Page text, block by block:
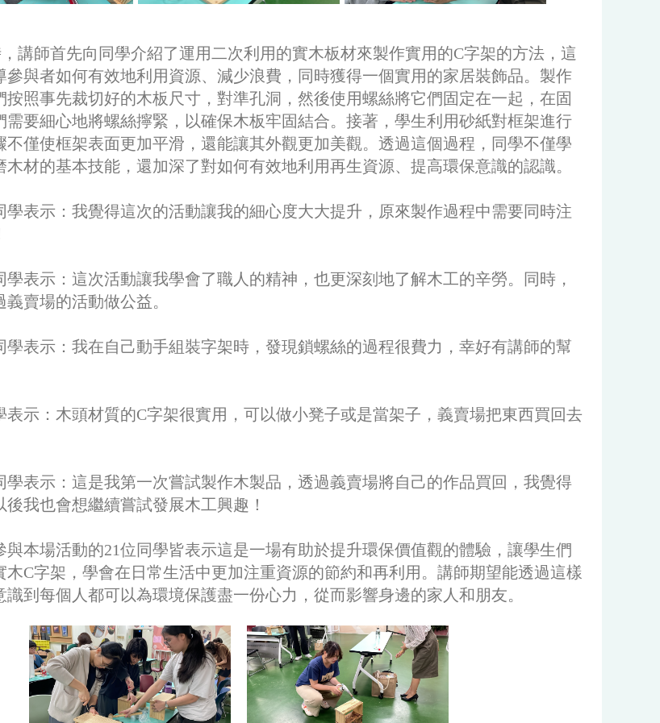
講師首先向同學介紹了運用二次利用的實木板材來製作實用的C字架的方法，這
參與者如何有效地利用資源、減少浪費，同時獲得一個實用的家居裝飾品。製作
按照事先裁切好的木板尺寸，對準孔洞，然後使用螺絲將它們固定在一起，在固
需要細心地將螺絲擰緊，以確保木板牢固結合。接著，學生利用砂紙對框架進行
不僅使框架表面更加平滑，還能讓其外觀更加美觀。透過這個過程，同學不僅學
木材的基本技能，還加深了對如何有效地利用再生資源、提高環保意識的認識。
學表示：我覺得這次的活動讓我的細心度大大提升，原來製作過程中需要同時注
學表示：這次活動讓我學會了職人的精神，也更深刻地了解木工的辛勞。同時，
賣場的活動做公益。
學表示：我在自己動手組裝字架時，發現鎖螺絲的過程很費力，幸好有講師的幫
表示：木頭材質的C字架很實用，可以做小凳子或是當架子，義賣場把東西買回去
學表示：這是我第一次嘗試製作木製品，透過義賣場將自己的作品買回，我覺得
我也會想繼續嘗試發展木工興趣！
與本場活動的21位同學皆表示這是一場有助於提升環保價值觀的體驗，讓學生們
木C字架，學會在日常生活中更加注重資源的節約和再利用。講師期望能透過這樣
識到每個人都可以為環境保護盡一份心力，從而影響身邊的家人和朋友。